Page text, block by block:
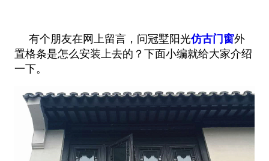
有个朋友在网上留言，问冠墅阳光仿古门窗外
置格条是怎么安装上去的？下面小编就给大家介绍
一下。